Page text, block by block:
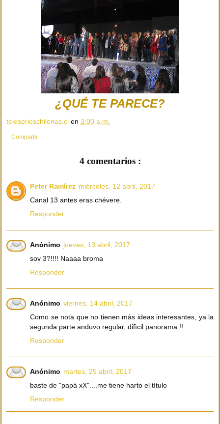
¿QUÉ TE PARECE?
teleserieschilenas.cl en 3:00 a.m.
Compartir
4 comentarios :
Peter Ramírez miércoles, 12 abril, 2017
Canal 13 antes eras chévere.
Responder
Anónimo jueves, 13 abril, 2017
sov 3?!!!! Naaaa broma
Responder
Anónimo viernes, 14 abril, 2017
Como se nota que no tienen màs ideas interesantes, ya la
segunda parte anduvo regular, difìcil panorama !!
Responder
Anónimo martes, 25 abril, 2017
baste de "papá xX"....me tiene harto el título
Responder